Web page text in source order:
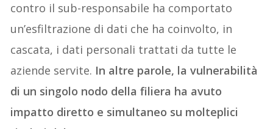
contro il sub-responsabile ha comportato
un’esfiltrazione di dati che ha coinvolto, in
cascata, i dati personali trattati da tutte le
aziende servite. In altre parole, la vulnerabilità
di un singolo nodo della filiera ha avuto
impatto diretto e simultaneo su molteplici